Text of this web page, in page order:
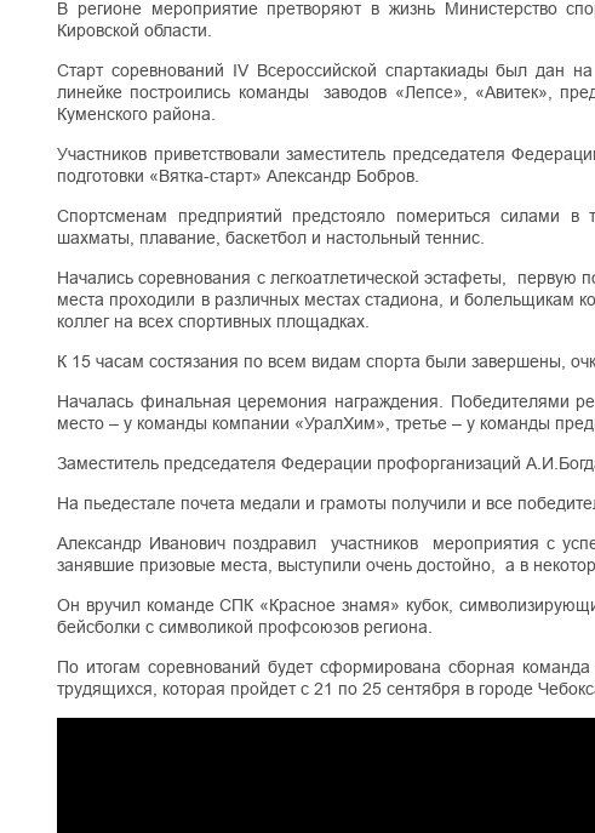
В регионе мероприятие претворяют в жизнь Министерство
Кировской области.
Старт соревнований IV Всероссийской спартакиады был дан
линейке построились команды заводов «Лепсе», «Авитек»,
Куменского района.
Участников приветствовали заместитель председателя
подготовки «Вятка-старт» Александр Бобров.
Спортсменам предприятий предстояло помериться силами в
шахматы, плавание, баскетбол и настольный теннис.
Начались соревнования с легкоатлетической эстафеты,
места проходили в различных местах стадиона, и болельщикам
коллег на всех спортивных площадках.
К 15 часам состязания по всем видам спорта были завершены,
Началась финальная церемония награждения. Победителями
место – у команды компании «УралХим», третье – у команды
Заместитель председателя Федерации профорганизаций
На пьедестале почета медали и грамоты получили и все
Александр Иванович поздравил участников мероприятия с
занявшие призовые места, выступили очень достойно, а в
Он вручил команде СПК «Красное знамя» кубок,
бейсболки с символикой профсоюзов региона.
По итогам соревнований будет сформирована сборная
трудящихся, которая пройдет с 21 по 25 сентября в городе